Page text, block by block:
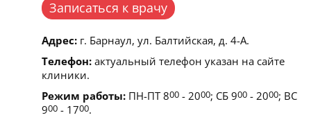
Записаться к врачу
Адрес: г. Барнаул, ул. Балтийская, д. 4-А.
Телефон: актуальный телефон указан на сайте
клиники.
Режим работы: ПН-ПТ 800 - 2000; СБ 900 - 2000; ВС
900 - 1700.